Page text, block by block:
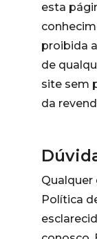
esta
proibida
de
site sem
da
Qualquer
Política